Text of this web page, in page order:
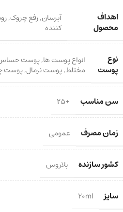
اهداف
محصول
آبرسان,رفع چروک,
کننده
نوع
پوست
انواع پوست ها,پوست
مختلط,پوست نرمال,پوست
سن مناسب +25
زمان مصرف عمومی
کشور سازنده بلاروس
سایز 20ml